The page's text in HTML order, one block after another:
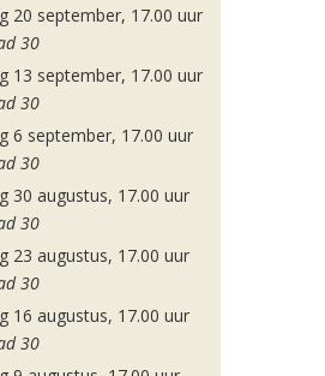
20 september, 17.00 uur
30
13 september, 17.00 uur
30
6 september, 17.00 uur
30
30 augustus, 17.00 uur
30
23 augustus, 17.00 uur
30
16 augustus, 17.00 uur
30